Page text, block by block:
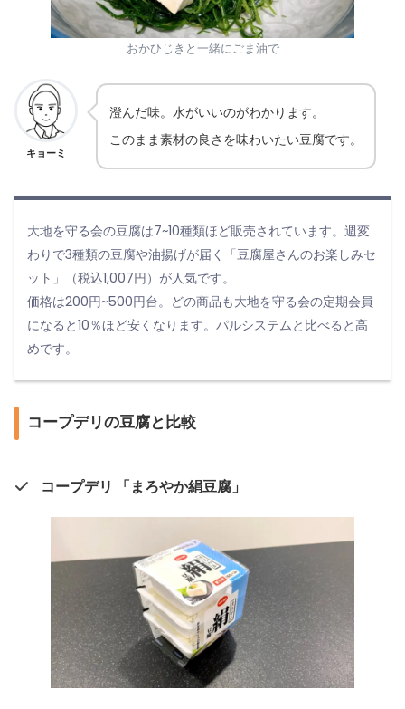
おかひじきと一緒にごま油で
キョーミ
澄んだ味。水がいいのがわかります。
このまま素材の良さを味わいたい豆腐です。
大地を守る会の豆腐は7~10種類ほど販売されています。週変
わりで3種類の豆腐や油揚げが届く「豆腐屋さんのお楽しみセ
ット」（税込1,007円）が人気です。
価格は200円~500円台。どの商品も大地を守る会の定期会員
になると10％ほど安くなります。パルシステムと比べると高
めです。
コープデリの豆腐と比較
コープデリ 「まろやか絹豆腐」